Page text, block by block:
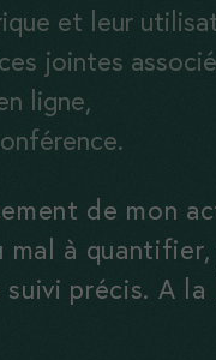
et leur
jointes
ligne,
de mon
mal à
précis. A